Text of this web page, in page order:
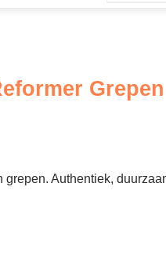
Authentiek,
aantal